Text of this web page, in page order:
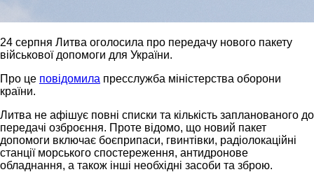
24 серпня Литва оголосила про передачу нового пакету
військової допомоги для України.
Про це повідомила пресслужба міністерства оборони
країни.
Литва не афішує повні списки та кількість запланованого до
передачі озброєння. Проте відомо, що новий пакет
допомоги включає боєприпаси, гвинтівки, радіолокаційні
станції морського спостереження, антидронове
обладнання, а також інші необхідні засоби та зброю.